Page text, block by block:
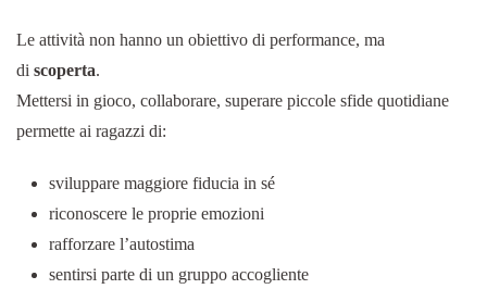
Le attività non hanno un obiettivo di performance, ma
di scoperta.
Mettersi in gioco, collaborare, superare piccole sfide quotidiane
permette ai ragazzi di:
sviluppare maggiore fiducia in sé
riconoscere le proprie emozioni
rafforzare l’autostima
sentirsi parte di un gruppo accogliente